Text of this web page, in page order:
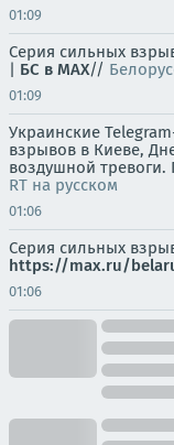
01:09
Серия сильных
| БС в МАХ//
01:09
Украинские
взрывов в Киеве,
воздушной тревоги.
RT на русском
01:06
Серия сильных
https://max.ru/
01:06